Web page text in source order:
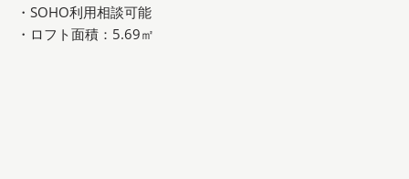
・SOHO利用相談可能
・ロフト面積：5.69㎡